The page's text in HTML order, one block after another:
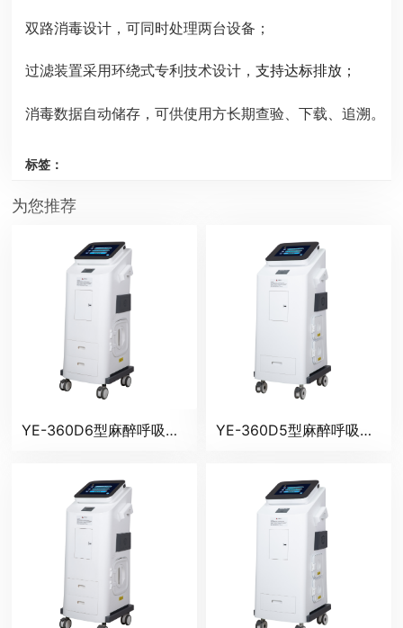
双路消毒设计，可同时处理两台设备；
过滤装置采用环绕式专利技术设计， 支持达标排放；
消毒数据自动储存，可供使用方长期查验、下载、追溯。
标签：
为您推荐
YE-360D6型麻醉呼吸回路消毒机 YE-360D5型麻醉呼吸回路消毒机